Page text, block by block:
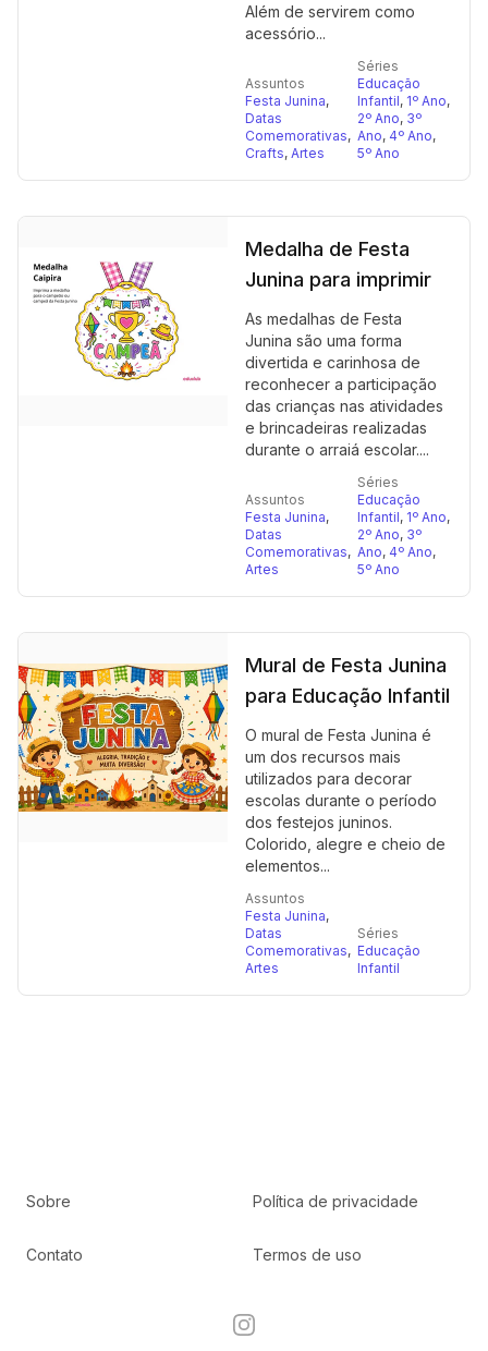
Além de servirem como
acessório...
Assuntos
Festa Junina,
Datas
Comemorativas,
Crafts, Artes
Séries
Educação
Infantil, 1º Ano,
2º Ano, 3º
Ano, 4º Ano,
5º Ano
Medalha de Festa
Junina para imprimir
As medalhas de Festa
Junina são uma forma
divertida e carinhosa de
reconhecer a participação
das crianças nas atividades
e brincadeiras realizadas
durante o arraiá escolar....
Assuntos
Festa Junina,
Datas
Comemorativas,
Artes
Séries
Educação
Infantil, 1º Ano,
2º Ano, 3º
Ano, 4º Ano,
5º Ano
Mural de Festa Junina
para Educação Infantil
O mural de Festa Junina é
um dos recursos mais
utilizados para decorar
escolas durante o período
dos festejos juninos.
Colorido, alegre e cheio de
elementos...
Assuntos
Festa Junina,
Datas
Comemorativas,
Artes
Séries
Educação
Infantil
Sobre
Contato
Política de privacidade
Termos de uso
Instagram